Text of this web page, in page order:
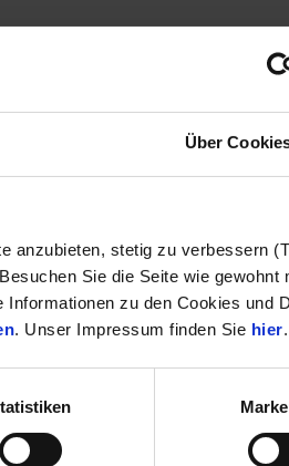
Über
anzubieten, stetig zu verbessern
Sie die Seite wie gewohnt
zu den Cookies und
. Unser Impressum finden Sie hier.